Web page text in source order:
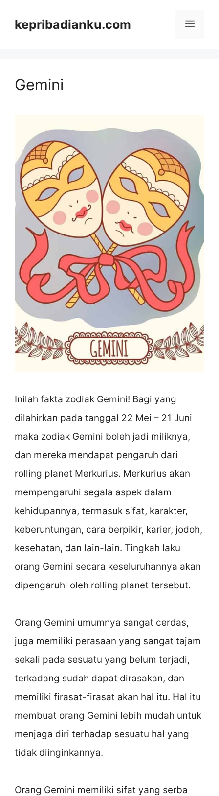
kepribadianku.com Menu
Gemini
Inilah fakta zodiak Gemini! Bagi yang
dilahirkan pada tanggal 22 Mei – 21 Juni
maka zodiak Gemini boleh jadi miliknya,
dan mereka mendapat pengaruh dari
rolling planet Merkurius. Merkurius akan
mempengaruhi segala aspek dalam
kehidupannya, termasuk sifat, karakter,
keberuntungan, cara berpikir, karier, jodoh,
kesehatan, dan lain-lain. Tingkah laku
orang Gemini secara keseluruhannya akan
dipengaruhi oleh rolling planet tersebut.
Orang Gemini umumnya sangat cerdas,
juga memiliki perasaan yang sangat tajam
sekali pada sesuatu yang belum terjadi,
terkadang sudah dapat dirasakan, dan
memiliki firasat-firasat akan hal itu. Hal itu
membuat orang Gemini lebih mudah untuk
menjaga diri terhadap sesuatu hal yang
tidak diinginkannya.
Orang Gemini memiliki sifat yang serba